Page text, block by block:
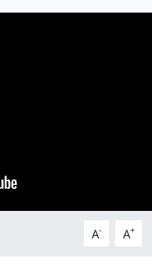
A- A+